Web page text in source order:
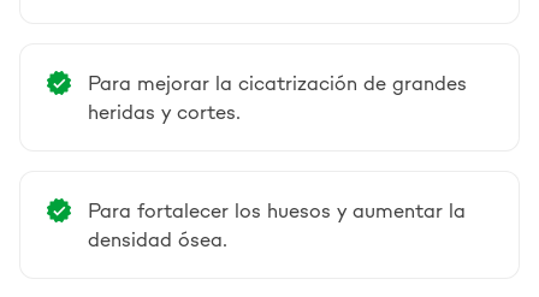
Para mejorar la cicatrización de grandes
heridas y cortes.
Para fortalecer los huesos y aumentar la
densidad ósea.